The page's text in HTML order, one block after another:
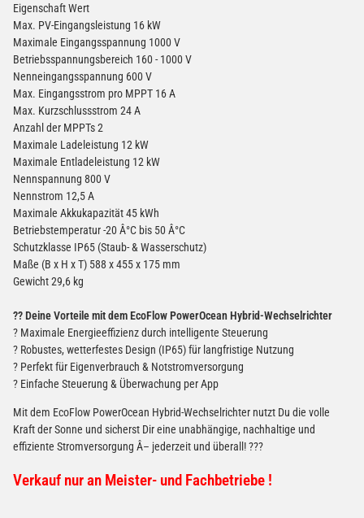
Eigenschaft Wert
Max. PV-Eingangsleistung 16 kW
Maximale Eingangsspannung 1000 V
Betriebsspannungsbereich 160 - 1000 V
Nenneingangsspannung 600 V
Max. Eingangsstrom pro MPPT 16 A
Max. Kurzschlussstrom 24 A
Anzahl der MPPTs 2
Maximale Ladeleistung 12 kW
Maximale Entladeleistung 12 kW
Nennspannung 800 V
Nennstrom 12,5 A
Maximale Akkukapazität 45 kWh
Betriebstemperatur -20 Â°C bis 50 Â°C
Schutzklasse IP65 (Staub- & Wasserschutz)
Maße (B x H x T) 588 x 455 x 175 mm
Gewicht 29,6 kg
?? Deine Vorteile mit dem EcoFlow PowerOcean Hybrid-Wechselrichter
? Maximale Energieeffizienz durch intelligente Steuerung
? Robustes, wetterfestes Design (IP65) für langfristige Nutzung
? Perfekt für Eigenverbrauch & Notstromversorgung
? Einfache Steuerung & Überwachung per App
Mit dem EcoFlow PowerOcean Hybrid-Wechselrichter nutzt Du die volle
Kraft der Sonne und sicherst Dir eine unabhängige, nachhaltige und
effiziente Stromversorgung Â– jederzeit und überall! ???
Verkauf nur an Meister- und Fachbetriebe !